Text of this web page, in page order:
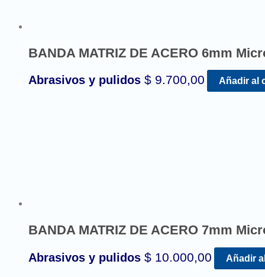
BANDA MATRIZ DE ACERO 6mm
Abrasivos y pulidos $ 9.700,00 Añadir al
BANDA MATRIZ DE ACERO 7mm
Abrasivos y pulidos $ 10.000,00 Añadir